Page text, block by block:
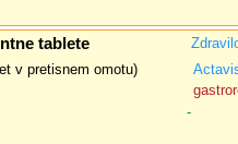
tablete
v pretisnem omotu)
-